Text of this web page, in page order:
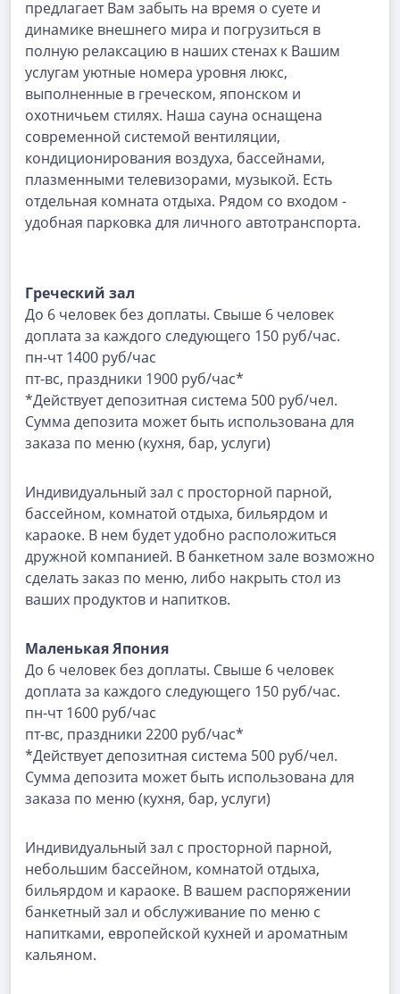
предлагает Вам забыть на время о суете и
динамике внешнего мира и погрузиться в
полную релаксацию в наших стенах к Вашим
услугам уютные номера уровня люкс,
выполненные в греческом, японском и
охотничьем стилях. Наша сауна оснащена
современной системой вентиляции,
кондиционирования воздуха, бассейнами,
плазменными телевизорами, музыкой. Есть
отдельная комната отдыха. Рядом со входом -
удобная парковка для личного автотранспорта.
Греческий зал
До 6 человек без доплаты. Свыше 6 человек
доплата за каждого следующего 150 руб/час.
пн-чт 1400 руб/час
пт-вс, праздники 1900 руб/час*
*Действует депозитная система 500 руб/чел.
Сумма депозита может быть использована для
заказа по меню (кухня, бар, услуги)
Индивидуальный зал с просторной парной,
бассейном, комнатой отдыха, бильярдом и
караоке. В нем будет удобно расположиться
дружной компанией. В банкетном зале возможно
сделать заказ по меню, либо накрыть стол из
ваших продуктов и напитков.
Маленькая Япония
До 6 человек без доплаты. Свыше 6 человек
доплата за каждого следующего 150 руб/час.
пн-чт 1600 руб/час
пт-вс, праздники 2200 руб/час*
*Действует депозитная система 500 руб/чел.
Сумма депозита может быть использована для
заказа по меню (кухня, бар, услуги)
Индивидуальный зал с просторной парной,
небольшим бассейном, комнатой отдыха,
бильярдом и караоке. В вашем распоряжении
банкетный зал и обслуживание по меню с
напитками, европейской кухней и ароматным
кальяном.